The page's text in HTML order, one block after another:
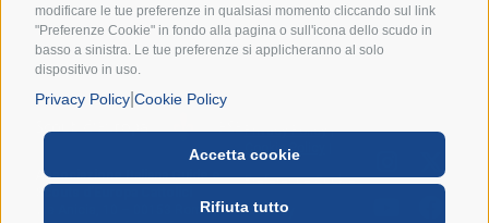
modificare le tue preferenze in qualsiasi momento cliccando sul link
"Preferenze Cookie" in fondo alla pagina o sull'icona dello scudo in
basso a sinistra. Le tue preferenze si applicheranno al solo
dispositivo in uso.
Privacy Policy Cookie Policy
Accetta cookie
Rifiuta tutto
Associazione Italiana Guide e
Scouts d’Europa Cattolici
Via Anicia, 10 – 00153 Roma |
Privacy Policy |
Cookie Policy
Preference Cookies
Made by